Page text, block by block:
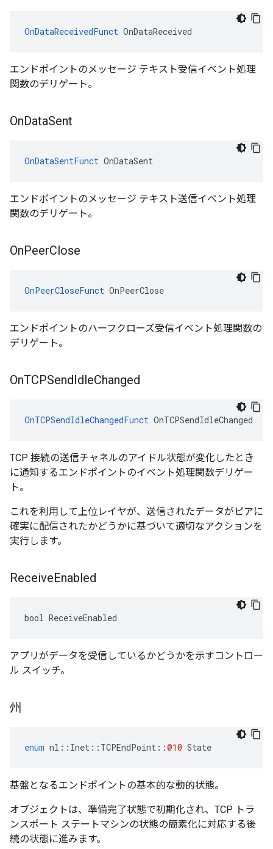
OnDataReceivedFunct OnDataReceived
エンドポイントのメッセージ テキスト受信イベント処理
関数のデリゲート。
OnDataSent
OnDataSentFunct OnDataSent
エンドポイントのメッセージ テキスト送信イベント処理
関数のデリゲート。
OnPeerClose
OnPeerCloseFunct OnPeerClose
エンドポイントのハーフクローズ受信イベント処理関数の
デリゲート。
OnTCPSendIdleChanged
OnTCPSendIdleChangedFunct OnTCPSendIdleChanged
TCP 接続の送信チャネルのアイドル状態が変化したとき
に通知するエンドポイントのイベント処理関数デリゲー
ト。
これを利用して上位レイヤが、送信されたデータがピアに
確実に配信されたかどうかに基づいて適切なアクションを
実行します。
ReceiveEnabled
bool ReceiveEnabled
アプリがデータを受信しているかどうかを示すコントロー
ル スイッチ。
州
enum nl :: Inet :: TCPEndPoint ::@10 State
基盤となるエンドポイントの基本的な動的状態。
オブジェクトは、準備完了状態で初期化され、TCP トラ
ンスポート ステートマシンの状態の簡素化に対応する後
続の状態に進みます。